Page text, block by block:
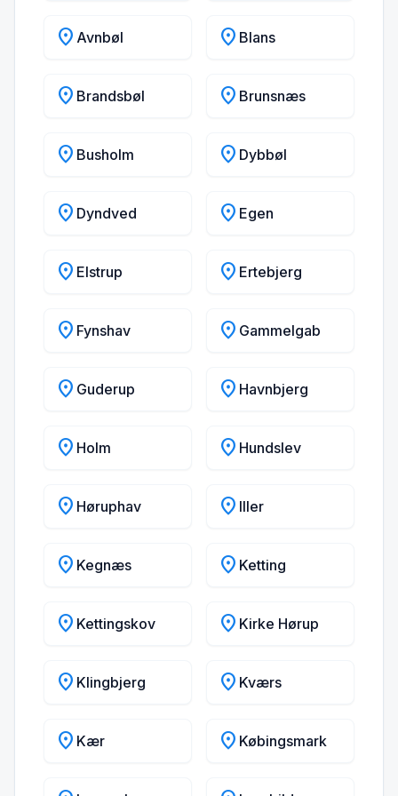
location_on Avnbøl location_on Blans
location_on Brandsbøl location_on Brunsnæs
location_on Busholm location_on Dybbøl
location_on Dyndved location_on Egen
location_on Elstrup location_on Ertebjerg
location_on Fynshav location_on Gammelgab
location_on Guderup location_on Havnbjerg
location_on Holm location_on Hundslev
location_on Høruphav location_on Iller
location_on Kegnæs location_on Ketting
location_on Kettingskov location_on Kirke Hørup
location_on Klingbjerg location_on Kværs
location_on Kær location_on Købingsmark